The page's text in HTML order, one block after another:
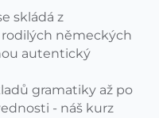
skládá z
německých
autentický
gramatiky až po
- náš kurz